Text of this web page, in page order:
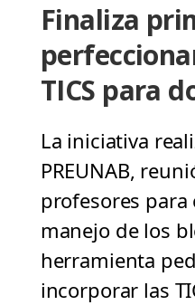
Finaliza
TICS para
La iniciativa
PREUNAB,
profesores para
manejo de los
herramienta
incorporar las